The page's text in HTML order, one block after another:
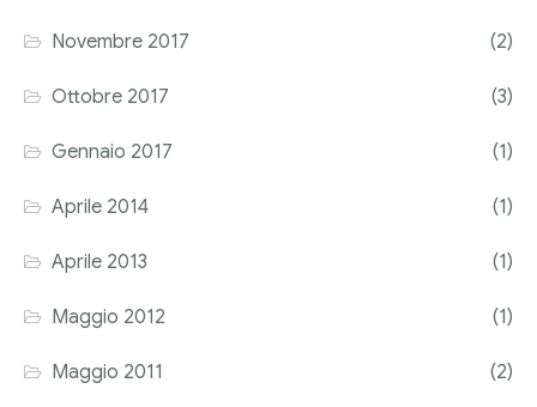
Novembre 2017 (2)
Ottobre 2017 (3)
Gennaio 2017 (1)
Aprile 2014 (1)
Aprile 2013 (1)
Maggio 2012 (1)
Maggio 2011 (2)